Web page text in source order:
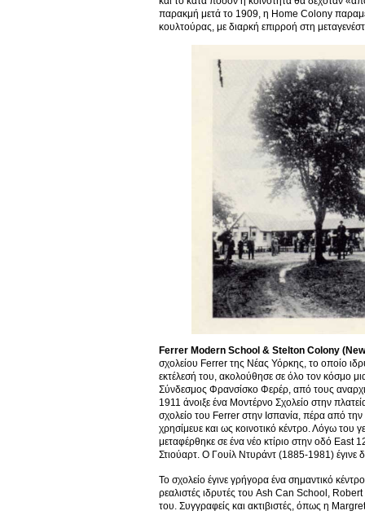
παρακμή μετά το 1909, η Home Colony
κουλτούρας, με διαρκή επιρροή στη
Ferrer Modern School & Stelton Colony
σχολείου Ferrer της Νέας Υόρκης, το οποίο
εκτέλεσή του, ακολούθησε σε όλο τον κόσμο
Σύνδεσμος Φρανσίσκο Φερέρ, από τους
1911 άνοιξε ένα Μοντέρνο Σχολείο στην
σχολείο του Ferrer στην Ισπανία, πέρα από την
χρησίμευε και ως κοινοτικό κέντρο. Λόγω του
μεταφέρθηκε σε ένα νέο κτίριο στην οδό East
Στιούαρτ. Ο Γουίλ Ντυράντ (1885-1981) έγινε
Το σχολείο έγινε γρήγορα ένα σημαντικό
ρεαλιστές ιδρυτές του Ash Can School,
του. Συγγραφείς και ακτιβιστές, όπως η